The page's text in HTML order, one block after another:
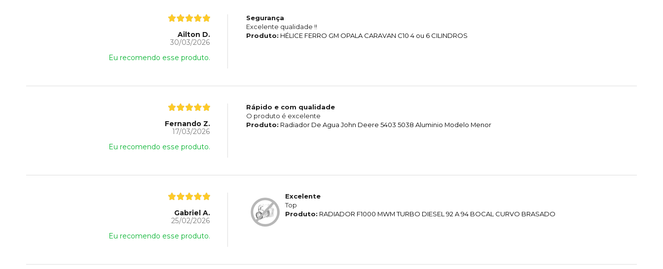
Ailton D.
30/03/2026
Eu recomendo esse produto.
Segurança
Excelente qualidade !!
Produto: HÉLICE FERRO GM OPALA CARAVAN C10 4 ou 6 CILINDROS
Fernando Z.
17/03/2026
Eu recomendo esse produto.
Rápido e com qualidade
O produto é excelente
Produto: Radiador De Agua John Deere 5403 5038 Aluminio Modelo Menor
Gabriel A.
25/02/2026
Eu recomendo esse produto.
Excelente
Top
Produto: RADIADOR F1000 MWM TURBO DIESEL 92 A 94 BOCAL CURVO BRASADO